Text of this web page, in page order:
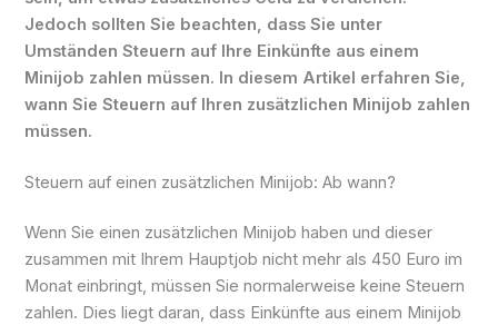
Jedoch sollten Sie beachten, dass Sie unter
Umständen Steuern auf Ihre Einkünfte aus einem
Minijob zahlen müssen. In diesem Artikel erfahren Sie,
wann Sie Steuern auf Ihren zusätzlichen Minijob zahlen
müssen.
Steuern auf einen zusätzlichen Minijob: Ab wann?
Wenn Sie einen zusätzlichen Minijob haben und dieser
zusammen mit Ihrem Hauptjob nicht mehr als 450 Euro im
Monat einbringt, müssen Sie normalerweise keine Steuern
zahlen. Dies liegt daran, dass Einkünfte aus einem Minijob